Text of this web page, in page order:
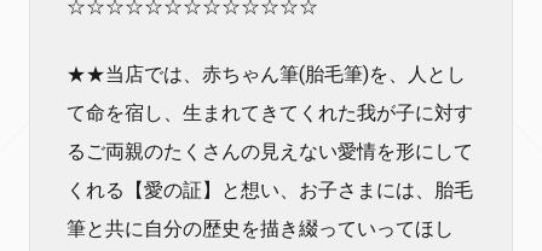
☆☆☆☆☆☆☆☆☆☆☆☆☆
★★当店では、赤ちゃん筆(胎毛筆)を、人とし
て命を宿し、生まれてきてくれた我が子に対す
るご両親のたくさんの見えない愛情を形にして
くれる【愛の証】と想い、お子さまには、胎毛
筆と共に自分の歴史を描き綴っていってほし